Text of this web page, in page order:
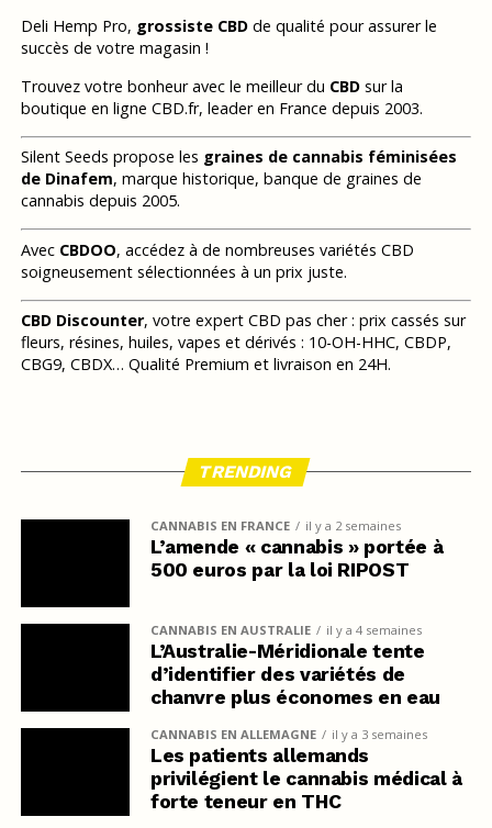
Deli Hemp Pro, grossiste CBDde qualité pour assurer le
succès de votre magasin !
Trouvez votre bonheur avec le meilleur du CBDsur la
boutique en ligne CBD.fr, leader en France depuis 2003.
Silent Seeds propose les graines de cannabis féminisées
de Dinafem, marque historique, banque de graines de
cannabis depuis 2005.
Avec CBDOO, accédez à de nombreuses variétés CBD
soigneusement sélectionnées à un prix juste.
CBD Discounter, votre expert CBD pas cher : prix cassés sur
fleurs, résines, huiles, vapes et dérivés : 10-OH-HHC, CBDP,
CBG9, CBDX… Qualité Premium et livraison en 24H.
TRENDING
CANNABIS EN FRANCE il y a 2 semaines
L’amende « cannabis » portée à
500 euros par la loi RIPOST
CANNABIS EN AUSTRALIE il y a 4 semaines
L’Australie-Méridionale tente
d’identifier des variétés de
chanvre plus économes en eau
CANNABIS EN ALLEMAGNE il y a 3 semaines
Les patients allemands
privilégient le cannabis médical à
forte teneur en THC